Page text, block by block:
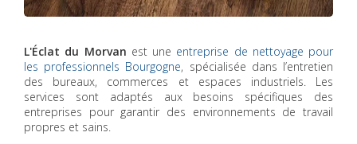
L'Éclat du Morvan est une entreprise de nettoyage pour
les professionnels Bourgogne, spécialisée dans l’entretien
des bureaux, commerces et espaces industriels. Les
services sont adaptés aux besoins spécifiques des
entreprises pour garantir des environnements de travail
propres et sains.